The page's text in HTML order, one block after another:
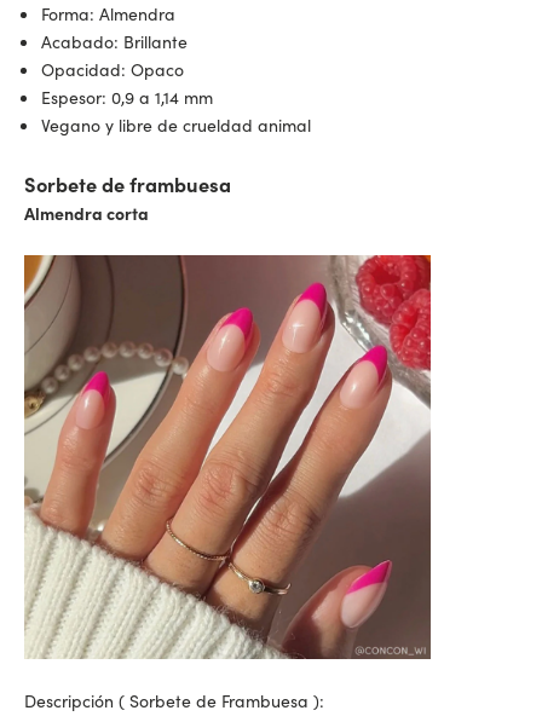
Forma: Almendra
Acabado: Brillante
Opacidad: Opaco
Espesor: 0,9 a 1,14 mm
Vegano y libre de crueldad animal
Sorbete de frambuesa
Almendra corta
Descripción ( Sorbete de Frambuesa ):